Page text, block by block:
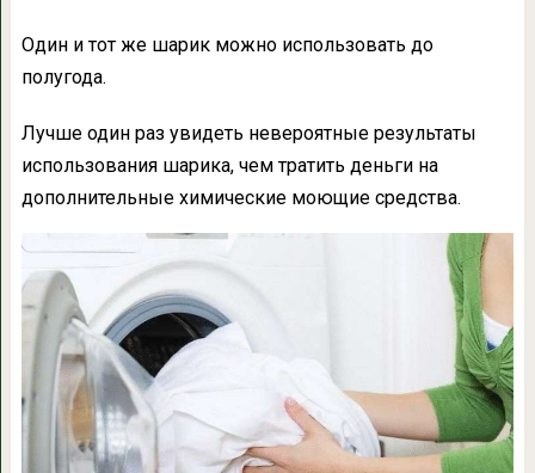
Один и тот же шарик можно использовать до
полугода.
Лучше один раз увидеть невероятные результаты
использования шарика, чем тратить деньги на
дополнительные химические моющие средства.